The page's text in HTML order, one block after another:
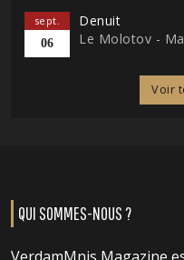
sept.
06
Denuit
Le Molotov -
Voir
QUI SOMMES-NOUS ?